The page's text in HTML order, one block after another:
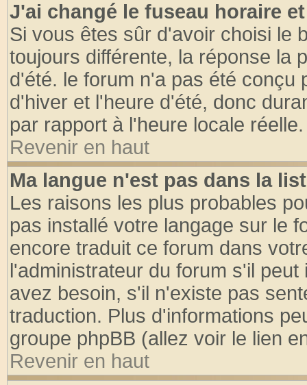
J'ai changé le fuseau horaire
Si vous êtes sûr d'avoir choisi le
toujours différente, la réponse la
d'été. le forum n'a pas été conçu
d'hiver et l'heure d'été, donc
par rapport à l'heure locale réelle.
Revenir en haut
Ma langue n'est pas dans la
Les raisons les plus probables
pas installé votre langage sur le
encore traduit ce forum dans
l'administrateur du forum s'il
avez besoin, s'il n'existe pas
traduction. Plus d'informations
groupe phpBB (allez voir le lien
Revenir en haut